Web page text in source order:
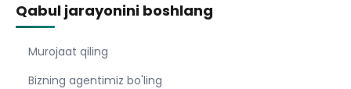
Qabul jarayonini boshlang
Murojaat qiling
Bizning agentimiz bo'ling